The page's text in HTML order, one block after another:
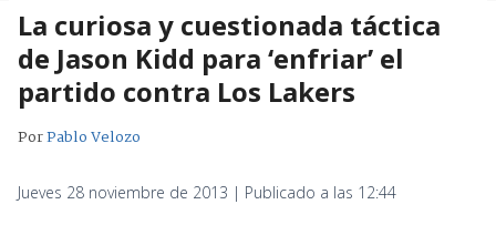
La curiosa y cuestionada táctica
de Jason Kidd para ‘enfriar’ el
partido contra Los Lakers
PorPablo Velozo
Jueves 28 noviembre de 2013 | Publicado a las 12:44